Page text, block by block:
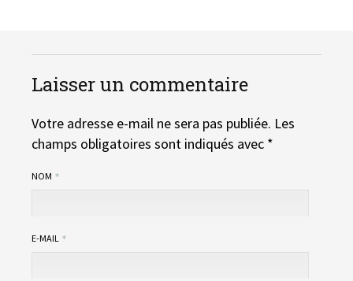
Laisser un commentaire
Votre adresse e-mail ne sera pas publiée. Les
champs obligatoires sont indiqués avec *
NOM
E-MAIL